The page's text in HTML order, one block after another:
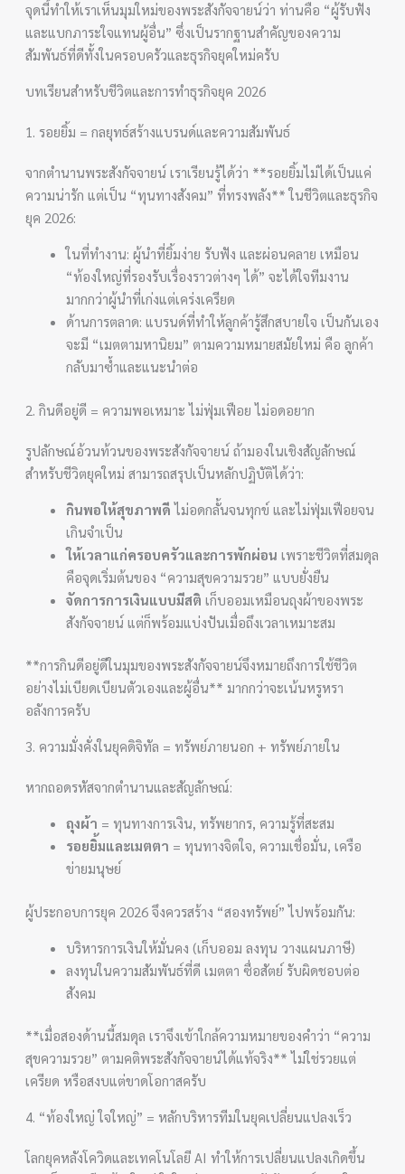
จุดนี้ทำให้เราเห็นมุมใหม่ของพระสังกัจจายน์ว่า ท่านคือ “ผู้รับฟัง
และแบกภาระใจแทนผู้อื่น” ซึ่งเป็นรากฐานสำคัญของความ
สัมพันธ์ที่ดีทั้งในครอบครัวและธุรกิจยุคใหม่ครับ
บทเรียนสำหรับชีวิตและการทำธุรกิจยุค 2026
1. รอยยิ้ม = กลยุทธ์สร้างแบรนด์และความสัมพันธ์
จากตำนานพระสังกัจจายน์ เราเรียนรู้ได้ว่า **รอยยิ้มไม่ได้เป็นแค่
ความน่ารัก แต่เป็น “ทุนทางสังคม” ที่ทรงพลัง** ในชีวิตและธุรกิจ
ยุค 2026:
ในที่ทำงาน: ผู้นำที่ยิ้มง่าย รับฟัง และผ่อนคลาย เหมือน
“ท้องใหญ่ที่รองรับเรื่องราวต่างๆ ได้” จะได้ใจทีมงาน
มากกว่าผู้นำที่เก่งแต่เคร่งเครียด
ด้านการตลาด: แบรนด์ที่ทำให้ลูกค้ารู้สึกสบายใจ เป็นกันเอง
จะมี “เมตตามหานิยม” ตามความหมายสมัยใหม่ คือ ลูกค้า
กลับมาซ้ำและแนะนำต่อ
2. กินดีอยู่ดี = ความพอเหมาะ ไม่ฟุ่มเฟือย ไม่อดอยาก
รูปลักษณ์อ้วนท้วนของพระสังกัจจายน์ ถ้ามองในเชิงสัญลักษณ์
สำหรับชีวิตยุคใหม่ สามารถสรุปเป็นหลักปฏิบัติได้ว่า:
กินพอให้สุขภาพดี ไม่อดกลั้นจนทุกข์ และไม่ฟุ่มเฟือยจน
เกินจำเป็น
ให้เวลาแก่ครอบครัวและการพักผ่อน เพราะชีวิตที่สมดุล
คือจุดเริ่มต้นของ “ความสุขความรวย” แบบยั่งยืน
จัดการการเงินแบบมีสติ เก็บออมเหมือนถุงผ้าของพระ
สังกัจจายน์ แต่ก็พร้อมแบ่งปันเมื่อถึงเวลาเหมาะสม
**การกินดีอยู่ดีในมุมของพระสังกัจจายน์จึงหมายถึงการใช้ชีวิต
อย่างไม่เบียดเบียนตัวเองและผู้อื่น** มากกว่าจะเน้นหรูหรา
อลังการครับ
3. ความมั่งคั่งในยุคดิจิทัล = ทรัพย์ภายนอก + ทรัพย์ภายใน
หากถอดรหัสจากตำนานและสัญลักษณ์:
ถุงผ้า = ทุนทางการเงิน, ทรัพยากร, ความรู้ที่สะสม
รอยยิ้มและเมตตา = ทุนทางจิตใจ, ความเชื่อมั่น, เครือ
ข่ายมนุษย์
ผู้ประกอบการยุค 2026 จึงควรสร้าง “สองทรัพย์” ไปพร้อมกัน:
บริหารการเงินให้มั่นคง (เก็บออม ลงทุน วางแผนภาษี)
ลงทุนในความสัมพันธ์ที่ดี เมตตา ซื่อสัตย์ รับผิดชอบต่อ
สังคม
**เมื่อสองด้านนี้สมดุล เราจึงเข้าใกล้ความหมายของคำว่า “ความ
สุขความรวย” ตามคติพระสังกัจจายน์ได้แท้จริง** ไม่ใช่รวยแต่
เครียด หรือสงบแต่ขาดโอกาสครับ
4. “ท้องใหญ่ ใจใหญ่” = หลักบริหารทีมในยุคเปลี่ยนแปลงเร็ว
โลกยุคหลังโควิดและเทคโนโลยี AI ทำให้การเปลี่ยนแปลงเกิดขึ้น